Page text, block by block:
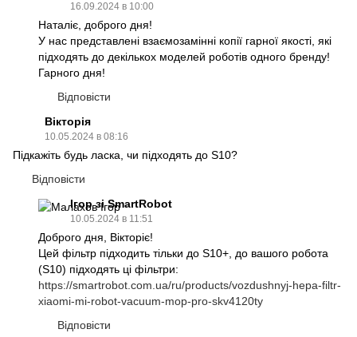
16.09.2024 в 10:00
Наталіє, доброго дня!
У нас представлені взаємозамінні копії гарної якості, які
підходять до декількох моделей роботів одного бренду!
Гарного дня!
Відповісти
Вікторія
10.05.2024 в 08:16
Підкажіть будь ласка, чи підходять до S10?
Відповісти
Ігор зі SmartRobot
10.05.2024 в 11:51
Доброго дня, Вікторіє!
Цей фільтр підходить тільки до S10+, до вашого робота
(S10) підходять ці фільтри:
https://smartrobot.com.ua/ru/products/vozdushnyj-hepa-filtr-
xiaomi-mi-robot-vacuum-mop-pro-skv4120ty
Відповісти